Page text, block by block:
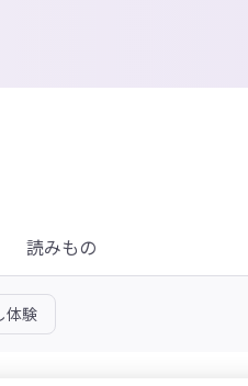
読みもの
体験